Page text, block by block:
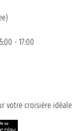
- 17:00
votre croisière idéale